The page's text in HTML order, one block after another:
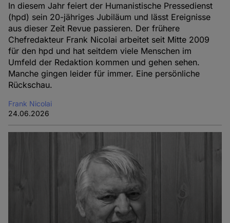
In diesem Jahr feiert der Humanistische Pressedienst
(hpd) sein 20-jähriges Jubiläum und lässt Ereignisse
aus dieser Zeit Revue passieren. Der frühere
Chefredakteur Frank Nicolai arbeitet seit Mitte 2009
für den hpd und hat seitdem viele Menschen im
Umfeld der Redaktion kommen und gehen sehen.
Manche gingen leider für immer. Eine persönliche
Rückschau.
Frank Nicolai
24.06.2026